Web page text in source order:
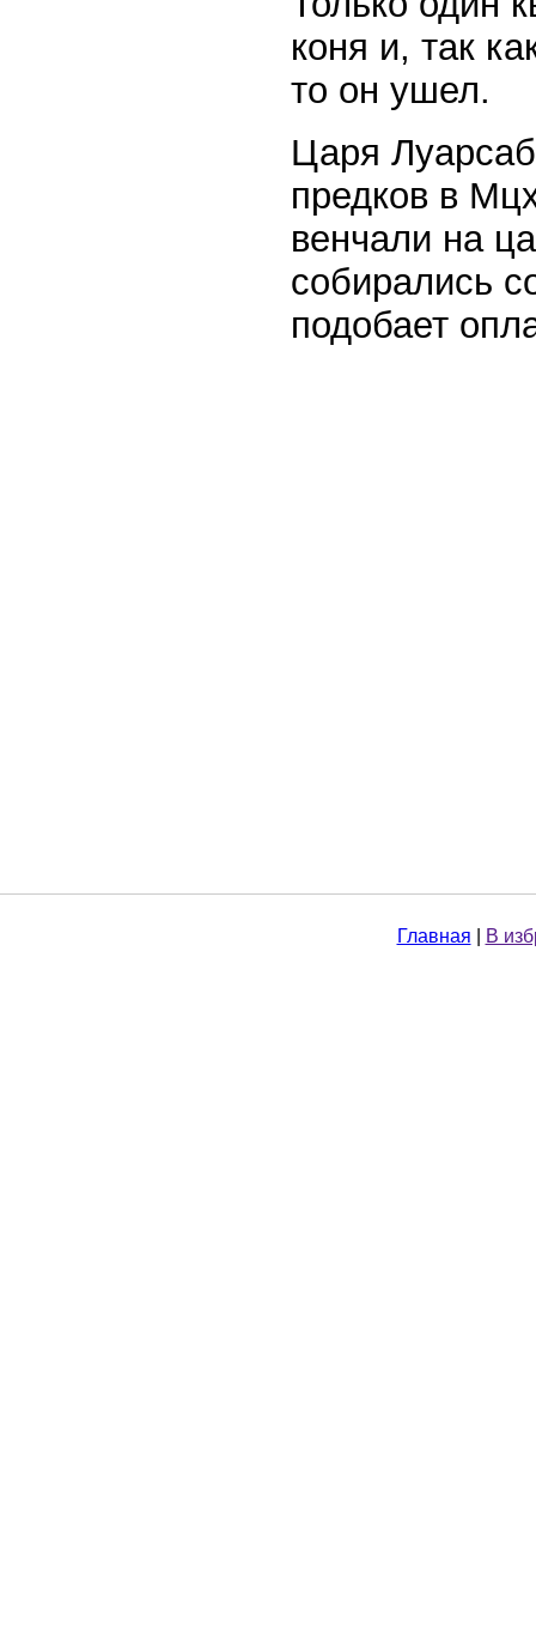
коня и, так
то он ушел.
Царя
предков в
венчали на
собирались
подобает
Главная В